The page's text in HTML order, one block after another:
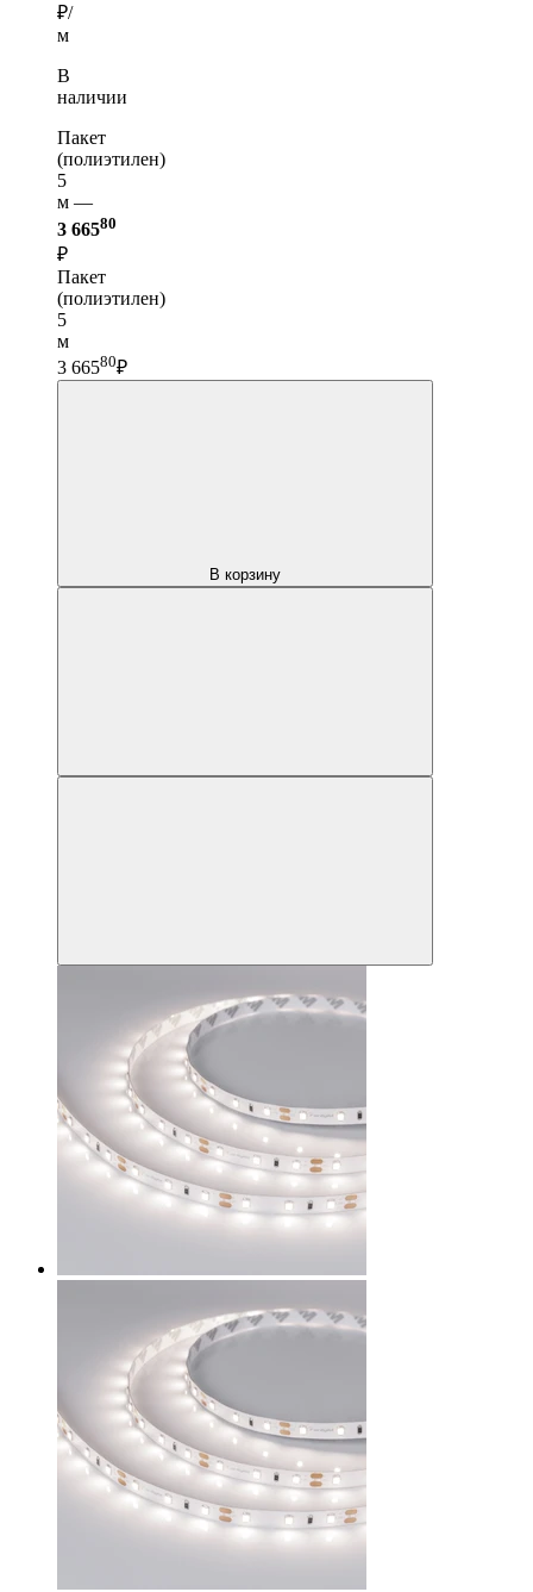
₽/
м
В
наличии
Пакет
(полиэтилен)
5
м —
3 66580
₽
Пакет
(полиэтилен)
5
м
3 66580₽
В корзину